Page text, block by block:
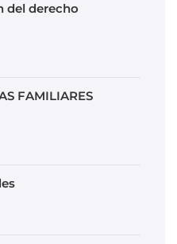
del derecho
FAMILIARES